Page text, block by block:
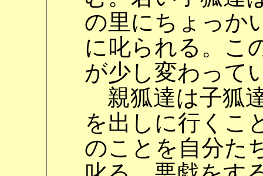
の里にちょっか
に叱られる。こ
が少し変わって
親狐達は子狐
を出しに行くこ
のことを自分た